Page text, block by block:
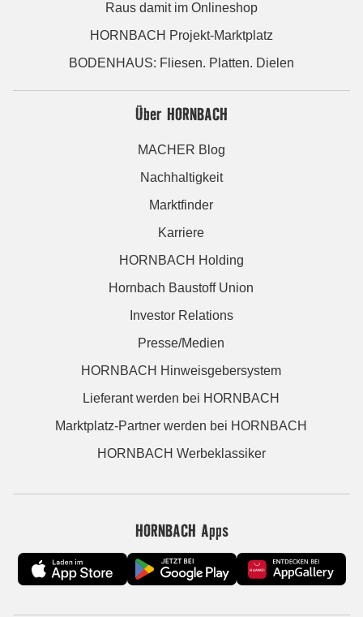
Raus damit im Onlineshop
HORNBACH Projekt-Marktplatz
BODENHAUS: Fliesen. Platten. Dielen
Über HORNBACH
MACHER Blog
Nachhaltigkeit
Marktfinder
Karriere
HORNBACH Holding
Hornbach Baustoff Union
Investor Relations
Presse/Medien
HORNBACH Hinweisgebersystem
Lieferant werden bei HORNBACH
Marktplatz-Partner werden bei HORNBACH
HORNBACH Werbeklassiker
HORNBACH Apps